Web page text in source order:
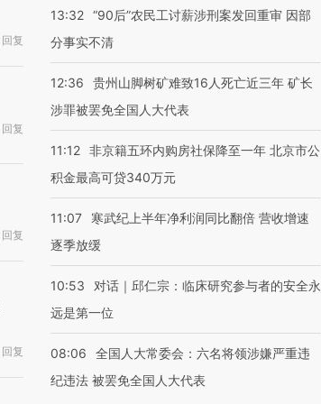
回复
回复
回复
回复
13:32 “90后”农民工讨薪涉刑案发回重审 因部
分事实不清
12:36
贵州山脚树矿难致16人死亡近三年 矿长
涉罪被罢免全国人大代表
11:12 非京籍五环内购房社保降至一年 北京市公
积金最高可贷340万元
11:07
寒武纪上半年净利润同比翻倍 营收增速
逐季放缓
10:53
对话｜邱仁宗：临床研究参与者的安全永
远是第一位
08:06
全国人大常委会：六名将领涉嫌严重违
纪违法 被罢免全国人大代表